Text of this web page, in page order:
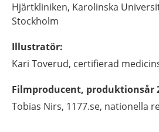
Hjärtkliniken, Karolinska
Stockholm
Illustratör:
Kari Toverud, certifierad
Filmproducent, produktionsår
Tobias Nirs, 1177.se, nationella